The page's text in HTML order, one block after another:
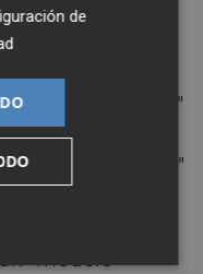
la lista de
ante Ximo Puig
y necesarias"
las
decidida"
"y por nuestro
estabilidad
"modelo
de